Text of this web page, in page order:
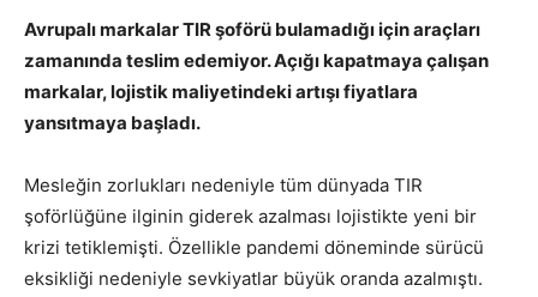
Avrupalı markalar TIR şoförü bulamadığı için araçları
zamanında teslim edemiyor. Açığı kapatmaya çalışan
markalar, lojistik maliyetindeki artışı fiyatlara
yansıtmaya başladı.
Mesleğin zorlukları nedeniyle tüm dünyada TIR
şoförlüğüne ilginin giderek azalması lojistikte yeni bir
krizi tetiklemişti. Özellikle pandemi döneminde sürücü
eksikliği nedeniyle sevkiyatlar büyük oranda azalmıştı.